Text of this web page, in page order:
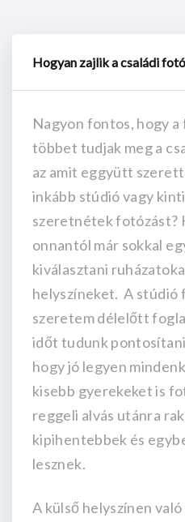
Hogyan zajlik a családi
Nagyon fontos, hogy
többet tudjak meg a
az amit eggyütt
inkább stúdió vagy
szeretnétek fotózást?
onnantól már sokkal
kiválasztani
helyszíneket. A stúdió
szeretem délelőtt
időt tudunk
hogy jó legyen
kisebb gyerekeket is
reggeli alvás utánra
kipihentebbek és
lesznek.
A külső helyszínen